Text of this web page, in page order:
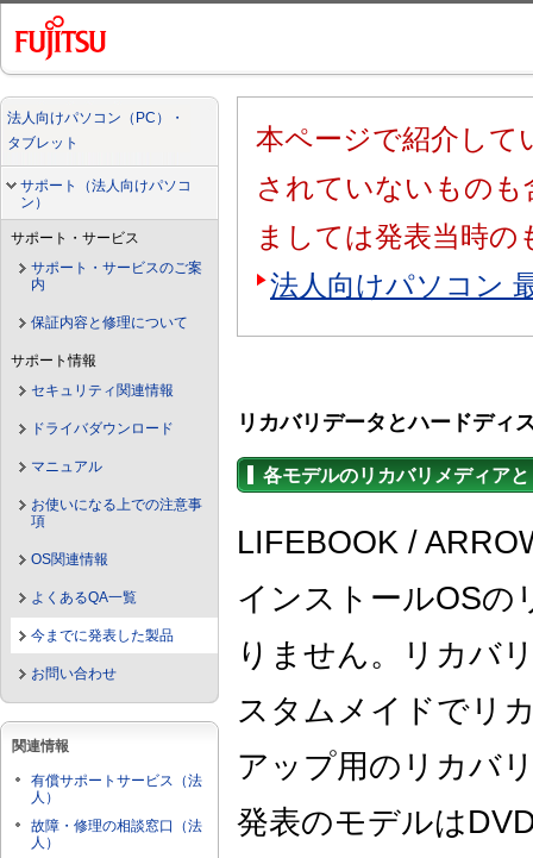
法人向けパソコン（PC）・
タブレット
サポート（法人向けパソコ
ン）
サポート・サービス
サポート・サービスのご案
内
保証内容と修理について
サポート情報
セキュリティ関連情報
ドライバダウンロード
マニュアル
お使いになる上での注意事
項
OS関連情報
よくあるQA一覧
今までに発表した製品
お問い合わせ
関連情報
有償サポートサービス（法
人）
故障・修理の相談窓口（法
人）
本ページで紹介して
されていないもの
ましては発表当時の
法人向けパソコン
リカバリデータとハードディ
各モデルのリカバリメディア
LIFEBOOK /
インストールOSの
りません。リカバ
スタムメイドでリ
アップ用のリカバ
発表のモデルは